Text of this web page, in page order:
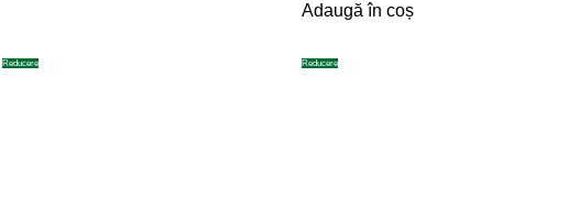
Adaugă în coș
Reducere Reducere